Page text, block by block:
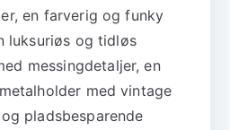
en farverig og funky
luksuriøs og tidløs
messingdetaljer, en
med vintage
pladsbesparende